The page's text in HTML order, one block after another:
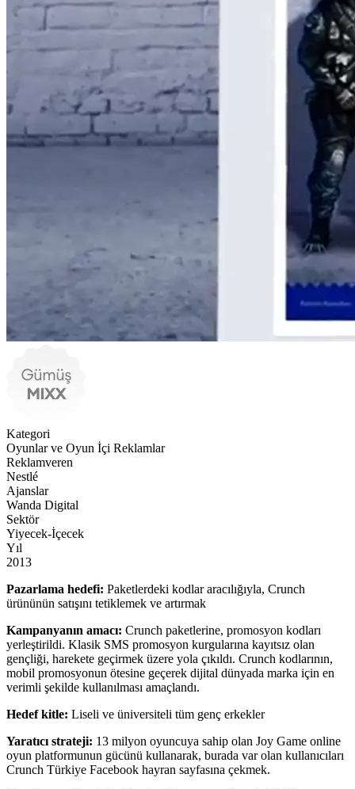
Kategori
Oyunlar ve Oyun İçi Reklamlar
Reklamveren
Nestlé
Ajanslar
Wanda Digital
Sektör
Yiyecek-İçecek
Yıl
2013
Pazarlama hedefi: Paketlerdeki kodlar aracılığıyla, Crunch
ürününün satışını tetiklemek ve artırmak
Kampanyanın amacı: Crunch paketlerine, promosyon kodları
yerleştirildi. Klasik SMS promosyon kurgularına kayıtsız olan
gençliği, harekete geçirmek üzere yola çıkıldı. Crunch kodlarının,
mobil promosyonun ötesine geçerek dijital dünyada marka için en
verimli şekilde kullanılması amaçlandı.
Hedef kitle: Liseli ve üniversiteli tüm genç erkekler
Yaratıcı strateji: 13 milyon oyuncuya sahip olan Joy Game online
oyun platformunun gücünü kullanarak, burada var olan kullanıcıları
Crunch Türkiye Facebook hayran sayfasına çekmek.